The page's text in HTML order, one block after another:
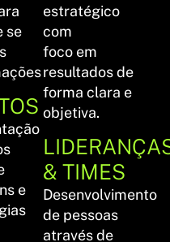
se
e
estratégico
com
foco em
resultados de
forma clara e
objetiva.
& TIMES
Desenvolvimento
de pessoas
através de